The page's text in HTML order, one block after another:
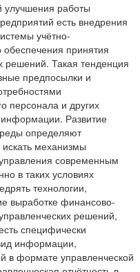
улучшения работы
есть внедрения
учётно-
обеспечения принятия
решений. Такая тенденция
предпосылки и
персонала и других
информации. Развитие
определяют
механизмы
современным
в таких условиях
технологии,
выработке финансово-
решений,
специфически
информации,
в формате управленческой